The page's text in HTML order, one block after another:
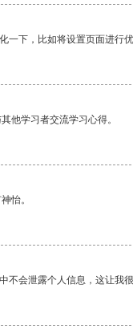
一下，比如将设置页面进行优
他学习者交流学习心得。
怡。
不会泄露个人信息，这让我